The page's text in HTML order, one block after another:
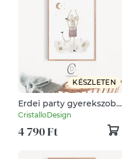
KÉSZLETEN
Erdei party gyerekszoba,
óvodai poszter, erdei
állatos falikép szett 3 db
CristalloDesign
4 790 Ft